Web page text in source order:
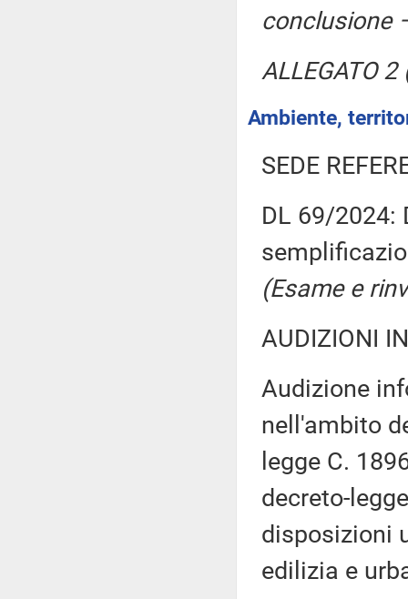
conclusione
ALLEGATO
Ambiente,
SEDE
DL 69/2024:
(Esame e
AUDIZIONI
Audizione
nell'ambito
legge C.
decreto-
disposizioni
edilizia e